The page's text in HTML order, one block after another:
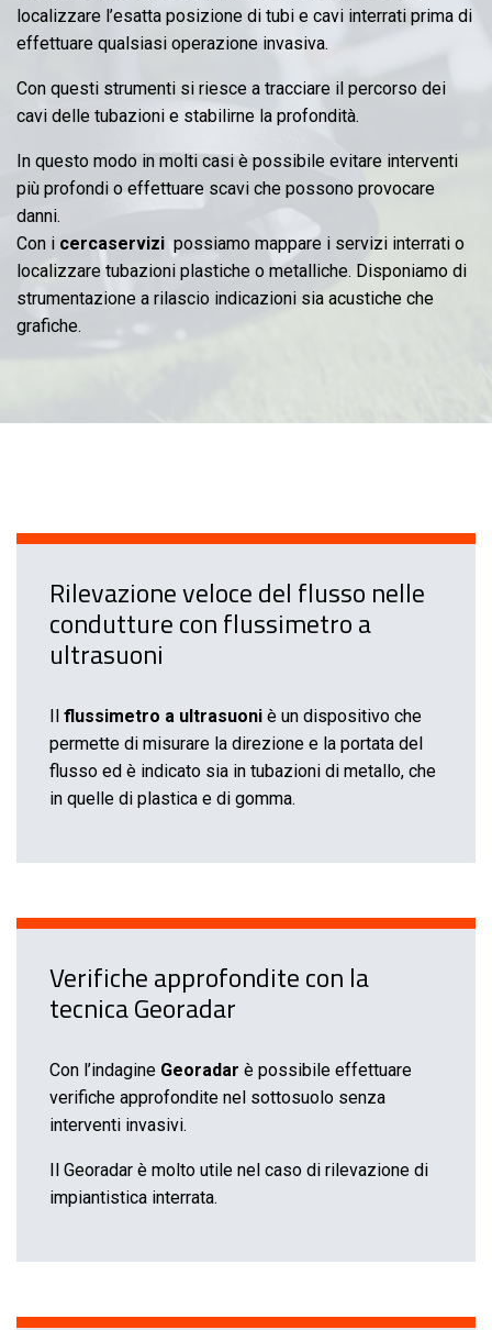
localizzare l’esatta posizione di tubi e cavi interrati prima di
effettuare qualsiasi operazione invasiva.
Con questi strumenti si riesce a tracciare il percorso dei
cavi delle tubazioni e stabilirne la profondità.
In questo modo in molti casi è possibile evitare interventi
più profondi o effettuare scavi che possono provocare
danni.
Con i cercaservizi possiamo mappare i servizi interrati o
localizzare tubazioni plastiche o metalliche. Disponiamo di
strumentazione a rilascio indicazioni sia acustiche che
grafiche.
Rilevazione veloce del flusso nelle
condutture con flussimetro a
ultrasuoni
Il flussimetro a ultrasuoni è un dispositivo che
permette di misurare la direzione e la portata del
flusso ed è indicato sia in tubazioni di metallo, che
in quelle di plastica e di gomma.
Verifiche approfondite con la
tecnica Georadar
Con l’indagine Georadar è possibile effettuare
verifiche approfondite nel sottosuolo senza
interventi invasivi.
Il Georadar è molto utile nel caso di rilevazione di
impiantistica interrata.